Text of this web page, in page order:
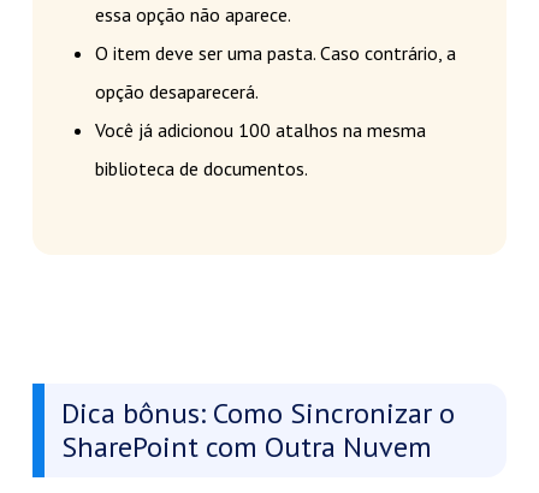
essa opção não aparece.
O item deve ser uma pasta. Caso contrário, a
opção desaparecerá.
Você já adicionou 100 atalhos na mesma
biblioteca de documentos.
Dica bônus: Como Sincronizar o
SharePoint com Outra Nuvem